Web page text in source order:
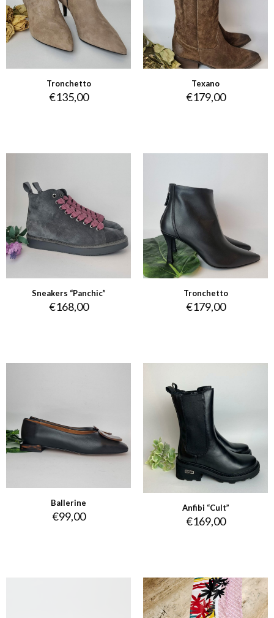
Tronchetto
€135,00
Texano
€179,00
Sneakers “Panchic”
€168,00
Tronchetto
€179,00
Ballerine
€99,00
Anfibi “Cult”
€169,00